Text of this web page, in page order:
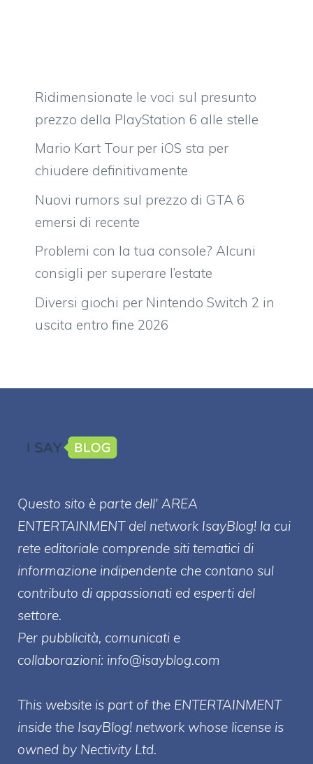
Ridimensionate le voci sul presunto
prezzo della PlayStation 6 alle stelle
Mario Kart Tour per iOS sta per
chiudere definitivamente
Nuovi rumors sul prezzo di GTA 6
emersi di recente
Problemi con la tua console? Alcuni
consigli per superare l’estate
Diversi giochi per Nintendo Switch 2 in
uscita entro fine 2026
Questo sito è parte dell' AREA
ENTERTAINMENT del network IsayBlog! la cui
rete editoriale comprende siti tematici di
informazione indipendente che contano sul
contributo di appassionati ed esperti del
settore.
Per pubblicità, comunicati e
collaborazioni: info@isayblog.com
This website is part of the ENTERTAINMENT
inside the IsayBlog! network whose license is
owned by Nectivity Ltd.